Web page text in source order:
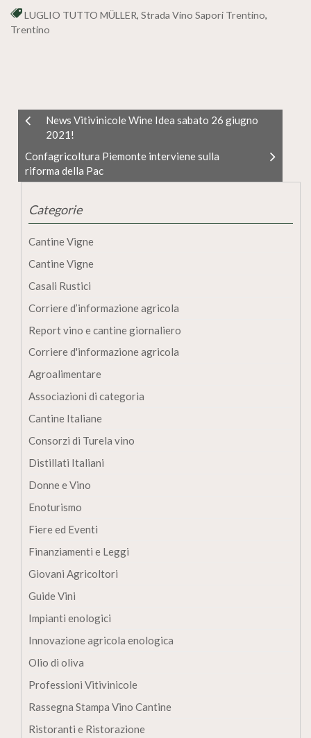
LUGLIO TUTTO MÜLLER, Strada Vino Sapori Trentino,
Trentino
News Vitivinicole Wine Idea sabato 26 giugno
2021!
Confagricoltura Piemonte interviene sulla
riforma della Pac
Categorie
Cantine Vigne
Cantine Vigne
Casali Rustici
Corriere d’informazione agricola
Report vino e cantine giornaliero
Corriere d'informazione agricola
Agroalimentare
Associazioni di categoria
Cantine Italiane
Consorzi di Turela vino
Distillati Italiani
Donne e Vino
Enoturismo
Fiere ed Eventi
Finanziamenti e Leggi
Giovani Agricoltori
Guide Vini
Impianti enologici
Innovazione agricola enologica
Olio di oliva
Professioni Vitivinicole
Rassegna Stampa Vino Cantine
Ristoranti e Ristorazione